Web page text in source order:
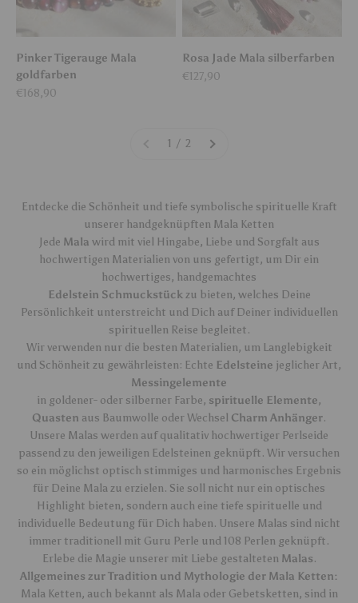
Pinker Tigerauge Mala
goldfarben
Angebot
€168,90
Rosa Jade Mala silberfarben
Angebot
€127,90
1 / 2
Entdecke die Schönheit und tiefe symbolische spirituelle Kraft
unserer handgeknüpften Mala Ketten
Jede Mala wird mit viel Hingabe, Liebe und Sorgfalt aus
hochwertigen Materialien von uns gefertigt, um Dir ein
hochwertiges, handgemachtes
Edelstein Schmuckstückzu bieten, welches Deine
Persönlichkeit unterstreicht und Dich auf Deiner individuellen
spirituellen Reise begleitet.
Wir verwenden nur die besten Materialien, um Langlebigkeit
und Schönheit zu gewährleisten: Echte Edelsteine jeglicher Art,
Messingelemente
in goldener- oder silberner Farbe, spirituelle Elemente,
Quasten aus Baumwolle oder Wechsel Charm Anhänger.
Unsere Malas werden auf qualitativ hochwertiger Perlseide
passend zu den jeweiligen Edelsteinen geknüpft. Wir versuchen
so ein möglichst optisch stimmiges und harmonisches Ergebnis
für Deine Mala zu erzielen. Sie soll nicht nur ein optisches
Highlight bieten, sondern auch eine tiefe spirituelle und
individuelle Bedeutung für Dich haben. Unsere Malas sind nicht
immer traditionell mit Guru Perle und 108 Perlen geknüpft.
Erlebe die Magie unserer mit Liebe gestalteten Malas.
Allgemeines zur Tradition und Mythologie der Mala Ketten:
Mala Ketten, auch bekannt als Mala oder Gebetsketten, sind in